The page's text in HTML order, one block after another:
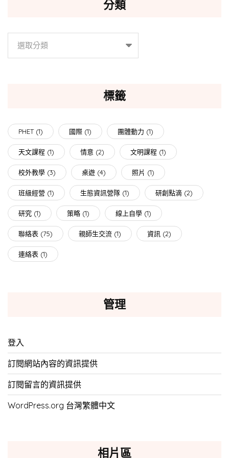
分類
標籤
PHET(1) 國際 (1) 團體動力 (1)
天文課程 (1) 情意 (2) 文明課程 (1)
校外教學 (3) 桌遊 (4) 照片 (1)
班級經營 (1) 生態資訊營隊 (1) 研創點滴 (2)
研究 (1) 策略 (1) 線上自學 (1)
聯絡表 (75) 親師生交流 (1) 資訊 (2)
連絡表 (1)
管理
登入
訂閱網站內容的資訊提供
訂閱留言的資訊提供
WordPress.org 台灣繁體中文
相片區